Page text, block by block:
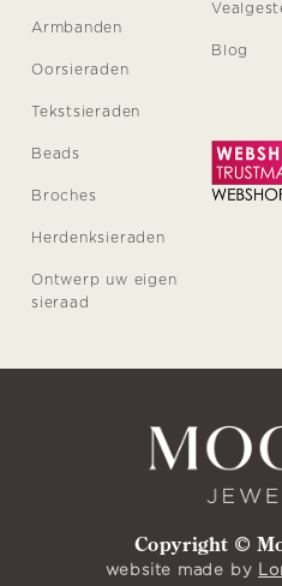
Armbanden
Oorsieraden
Tekstsieraden
Beads
Broches
Herdenksieraden
Ontwerp uw eigen
sieraad
Blog
Copyright ©
website made by